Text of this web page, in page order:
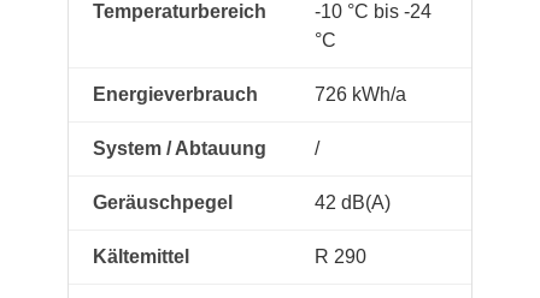
Temperaturbereich
-10 °C bis -24
°C
Energieverbrauch 726 kWh/a
System / Abtauung /
Geräuschpegel 42 dB(A)
Kältemittel R 290